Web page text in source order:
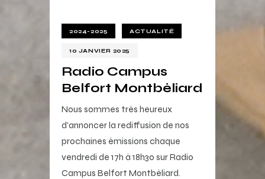
2024-2025 ACTUALITÉ
10 JANVIER 2025
Radio Campus
Belfort Montbéliard
Nous sommes très heureux
d'annoncer la rediffusion de nos
prochaines émissions chaque
vendredi de 17h à 18h30 sur Radio
Campus Belfort Montbéliard.